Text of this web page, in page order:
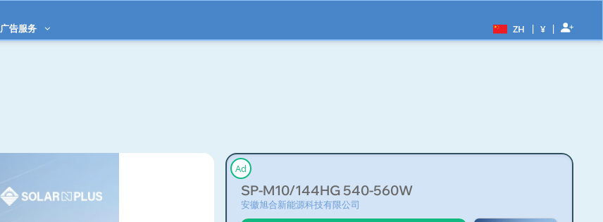
广告服务 ZH | ¥ |
Ad
SP-M10/144HG 540-560W
安徽旭合新能源科技有限公司